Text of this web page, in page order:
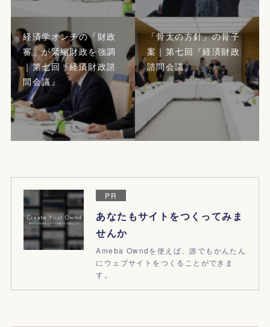
経済学オンチの『財政
審』が緊縮財政を強調
｜第七回『経済財政諮
問会議』
「骨太の方針」の骨子
案｜第七回『経済財政
諮問会議』
PR
あなたもサイトをつくってみま
せんか
Ameba Owndを使えば、誰でもかんたん
にウェブサイトをつくることができま
す。